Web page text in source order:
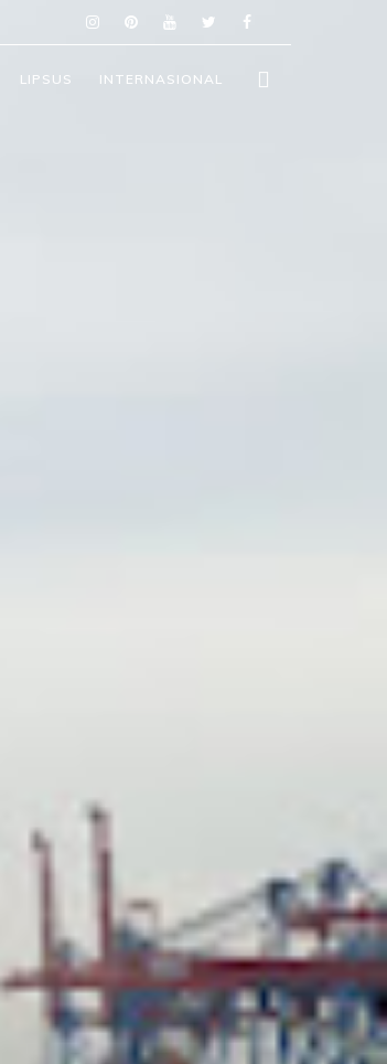
LIPSUS INTERNASIONAL